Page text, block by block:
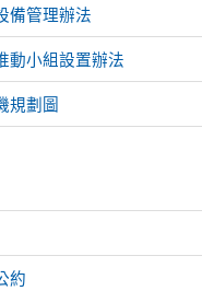
備管理辦法
動小組設置辦法
規劃圖
約